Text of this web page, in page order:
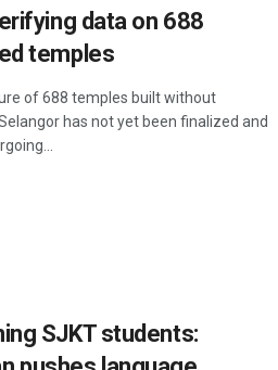
data on 688
temples
of 688 temples built without
has not yet been finalized and
SJKT students: